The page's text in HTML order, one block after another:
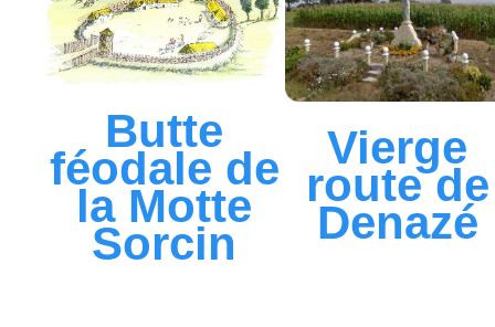
Butte
féodale de
la Motte
Sorcin
Vierge
route de
Denazé